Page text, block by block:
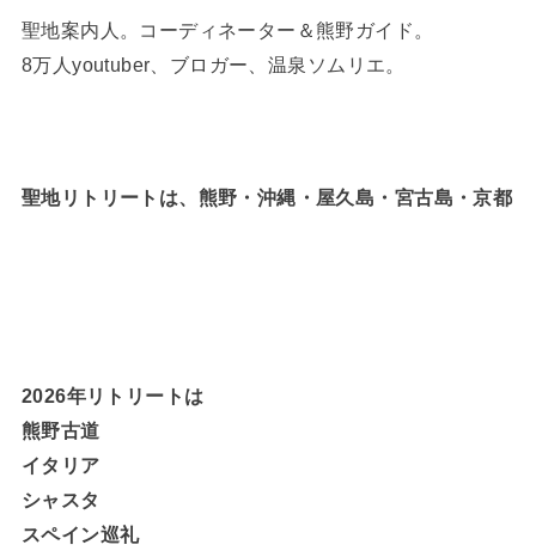
聖地案内人。コーディネーター＆熊野ガイド。
8万人youtuber、ブロガー、温泉ソムリエ。
聖地リトリートは、熊野・沖縄・屋久島・宮古島・京都
2026年リトリートは
熊野古道
イタリア
シャスタ
スペイン巡礼